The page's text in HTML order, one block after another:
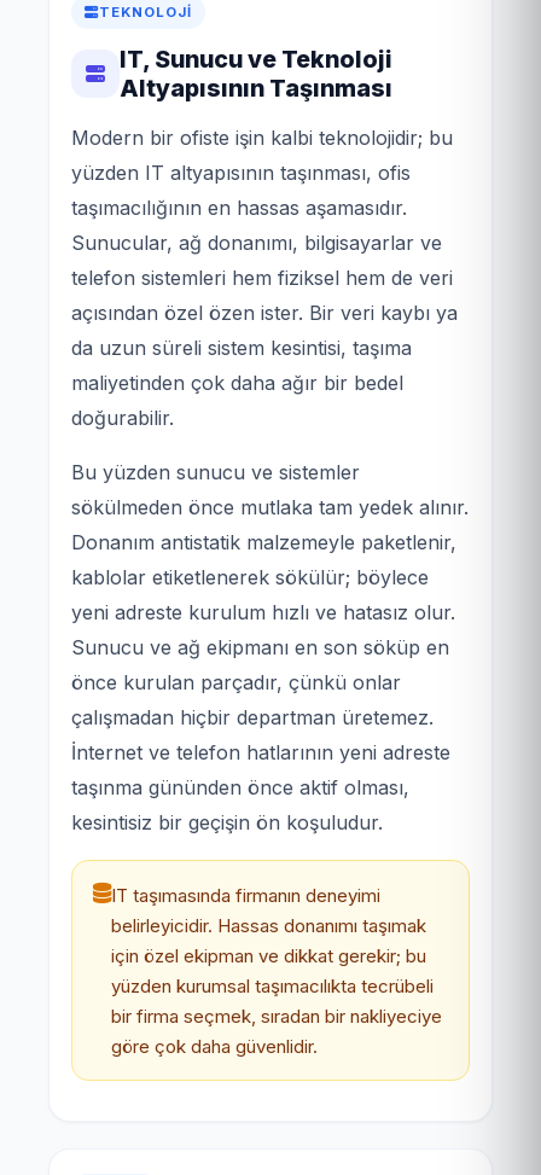
TEKNOLOJI
IT, Sunucu ve Teknoloji
Altyapısının Taşınması
Modern bir ofiste işin kalbi teknolojidir; bu
yüzden IT altyapısının taşınması, ofis
taşımacılığının en hassas aşamasıdır.
Sunucular, ağ donanımı, bilgisayarlar ve
telefon sistemleri hem fiziksel hem de veri
açısından özel özen ister. Bir veri kaybı ya
da uzun süreli sistem kesintisi, taşıma
maliyetinden çok daha ağır bir bedel
doğurabilir.
Bu yüzden sunucu ve sistemler
sökülmeden önce mutlaka tam yedek alınır.
Donanım antistatik malzemeyle paketlenir,
kablolar etiketlenerek sökülür; böylece
yeni adreste kurulum hızlı ve hatasız olur.
Sunucu ve ağ ekipmanı en son söküp en
önce kurulan parçadır, çünkü onlar
çalışmadan hiçbir departman üretemez.
İnternet ve telefon hatlarının yeni adreste
taşınma gününden önce aktif olması,
kesintisiz bir geçişin ön koşuludur.
IT taşımasında firmanın deneyimi
belirleyicidir. Hassas donanımı taşımak
için özel ekipman ve dikkat gerekir; bu
yüzden kurumsal taşımacılıkta tecrübeli
bir firma seçmek, sıradan bir nakliyeciye
göre çok daha güvenlidir.